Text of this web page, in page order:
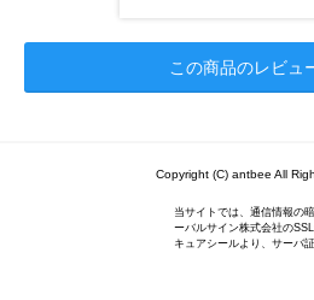
この商品のレビュ
Copyright (C) antbee All
当サイトでは、通信情報の
ーバルサイン株式会社の
キュアシールより、サーバ